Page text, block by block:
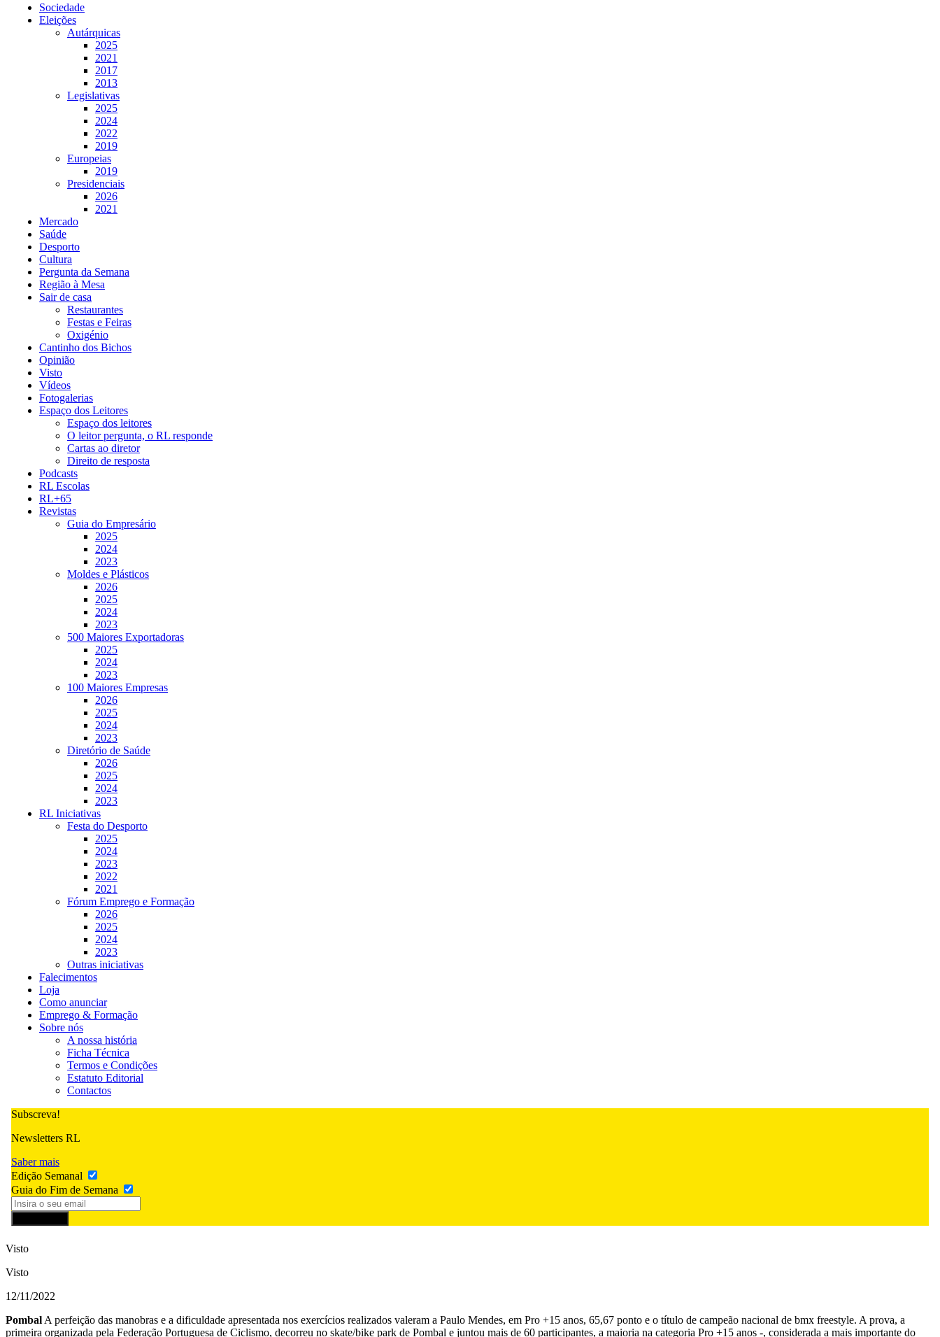
Sociedade
Eleições
Autárquicas
2025
2021
2017
2013
Legislativas
2025
2024
2022
2019
Europeias
2019
Presidenciais
2026
2021
Mercado
Saúde
Desporto
Cultura
Pergunta da Semana
Região à Mesa
Sair de casa
Restaurantes
Festas e Feiras
Oxigénio
Cantinho dos Bichos
Opinião
Visto
Vídeos
Fotogalerias
Espaço dos Leitores
Espaço dos leitores
O leitor pergunta, o RL responde
Cartas ao diretor
Direito de resposta
Podcasts
RL Escolas
RL+65
Revistas
Guia do Empresário
2025
2024
2023
Moldes e Plásticos
2026
2025
2024
2023
500 Maiores Exportadoras
2025
2024
2023
100 Maiores Empresas
2026
2025
2024
2023
Diretório de Saúde
2026
2025
2024
2023
RL Iniciativas
Festa do Desporto
2025
2024
2023
2022
2021
Fórum Emprego e Formação
2026
2025
2024
2023
Outras iniciativas
Falecimentos
Loja
Como anunciar
Emprego & Formação
Sobre nós
A nossa história
Ficha Técnica
Termos e Condições
Estatuto Editorial
Contactos
Subscreva!
Newsletters RL
Saber mais
Edição Semanal
Guia do Fim de Semana
Visto
Visto
12/11/2022
Pombal A perfeição das manobras e a dificuldade apresentada nos exercícios realizados valeram a Paulo Mendes, em Pro +15 anos, 65,67 ponto e o título de campeão nacional de bmx freestyle. A prova, a
primeira organizada pela Federação Portuguesa de Ciclismo, decorreu no skate/bike park de Pombal e juntou mais de 60 participantes, a maioria na categoria Pro +15 anos -, considerada a mais importante do